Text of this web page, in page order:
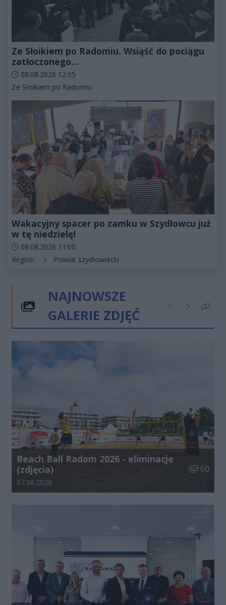
Ze Słoikiem po Radomiu. Wsiąść do pociągu
zatłoczonego...
Data dodania artykułu:
08.08.2026 12:05
Kategorie artykułu:
Ze Słoikiem po Radomiu
Wakacyjny spacer po zamku w Szydłowcu już
w tę niedzielę!
Data dodania artykułu:
08.08.2026 11:00
Kategorie artykułu:
Region Powiat szydłowiecki
NAJNOWSZE
GALERIE ZDJĘĆ
Poprzednie
NastępneKliknij
Beach Ball Radom 2026 - eliminacje
(zdjęcia)
Liczba
60
Data dodania galerii:
07.08.2026